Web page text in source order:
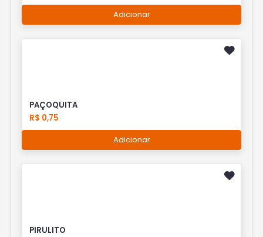
Adicionar
PAÇOQUITA
R$ 0,75
Adicionar
PIRULITO